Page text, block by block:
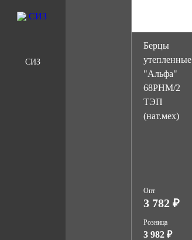
СИЗ
Берцы
утепленные
"Альфа"
68РНМ/2
ТЭП
(нат.мех)
Опт
3 782 ₽
Розница
3 982 ₽